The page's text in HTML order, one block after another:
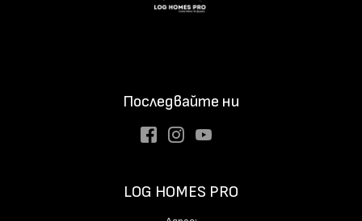
LOG HOMES PRO
Последвайте ни
FacebookInstagram